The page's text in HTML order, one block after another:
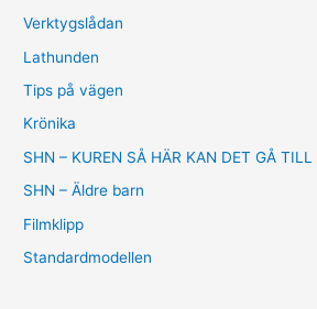
Verktygslådan
Lathunden
Tips på vägen
Krönika
SHN – KUREN SÅ HÄR KAN DET GÅ TILL
SHN – Äldre barn
Filmklipp
Standardmodellen